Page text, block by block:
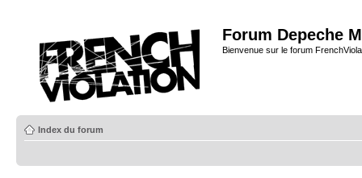
Forum Depeche
Bienvenue sur le forum
Index du forum